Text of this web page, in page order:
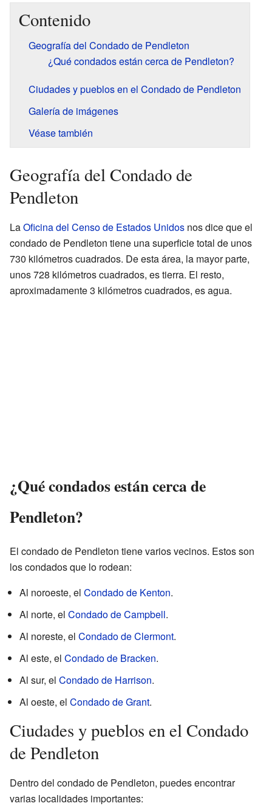
Contenido
Geografía del Condado de Pendleton
¿Qué condados están cerca de Pendleton?
Ciudades y pueblos en el Condado de Pendleton
Galería de imágenes
Véase también
Geografía del Condado de
Pendleton
LaOficina del Censo de Estados Unidos nos dice que el
condado de Pendleton tiene una superficie total de unos
730 kilómetros cuadrados. De esta área, la mayor parte,
unos 728 kilómetros cuadrados, es tierra. El resto,
aproximadamente 3 kilómetros cuadrados, es agua.
¿Qué condados están cerca de
Pendleton?
El condado de Pendleton tiene varios vecinos. Estos son
los condados que lo rodean:
Al noroeste, el Condado de Kenton.
Al norte, el Condado de Campbell.
Al noreste, el Condado de Clermont.
Al este, el Condado de Bracken.
Al sur, el Condado de Harrison.
Al oeste, el Condado de Grant.
Ciudades y pueblos en el Condado
de Pendleton
Dentro del condado de Pendleton, puedes encontrar
varias localidades importantes: